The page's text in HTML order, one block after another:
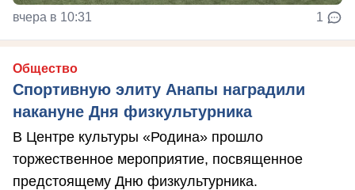
вчера в 10:31 1
Общество
Спортивную элиту Анапы наградили
накануне Дня физкультурника
В Центре культуры «Родина» прошло
торжественное мероприятие, посвященное
предстоящему Дню физкультурника.